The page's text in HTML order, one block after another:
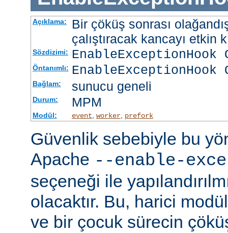
Açıklama:
Bir çöküş sonrası
çalıştıracak kancayı etkin
Sözdizimi: EnableExceptionHook
Öntanımlı: EnableExceptionHook
Bağlam: sunucu geneli
Durum: MPM
Modül: event worker, prefork
Güvenlik sebebiyle bu
Apache --enable-
seçeneği ile
olacaktır. Bu, harici
ve bir çocuk sürecin